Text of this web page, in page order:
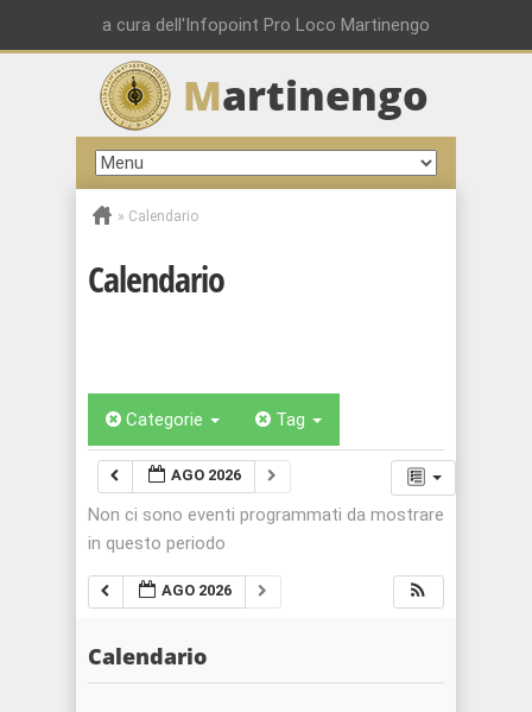
a cura dell'Infopoint Pro Loco Martinengo
Martinengo
» Calendario
Calendario
Categorie Tag
AGO 2026
Non ci sono eventi programmati da mostrare
in questo periodo
AGO 2026
Calendario